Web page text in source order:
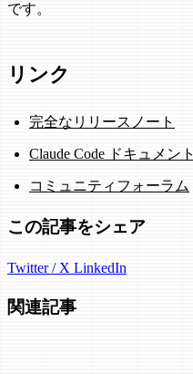
です。
リンク
完全なリリースノート
Claude Code ドキュメント
コミュニティフォーラム
この記事をシェア
Twitter / X LinkedIn
関連記事